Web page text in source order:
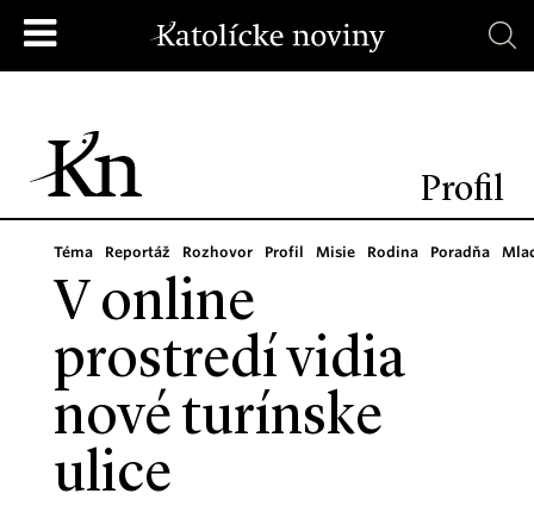
Profil
Téma Reportáž Rozhovor Profil Misie Rodina Poradňa
V online
prostredí vidia
nové turínske
ulice